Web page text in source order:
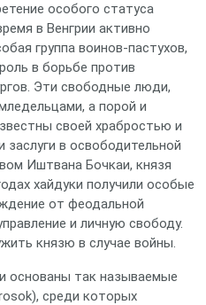
особого статуса
в Венгрии активно
группа воинов-пастухов,
в борьбе против
Эти свободные люди,
а порой и
своей храбростью и
в освободительной
Иштвана Бочкаи, князя
хайдуки получили особые
от феодальной
и личную свободу.
князю в случае войны.
основаны так называемые
среди которых